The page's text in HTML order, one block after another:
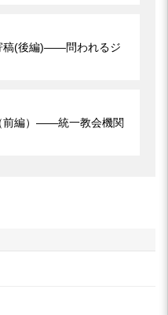
稿(後編)――問われるジ
前編）――統一教会機関